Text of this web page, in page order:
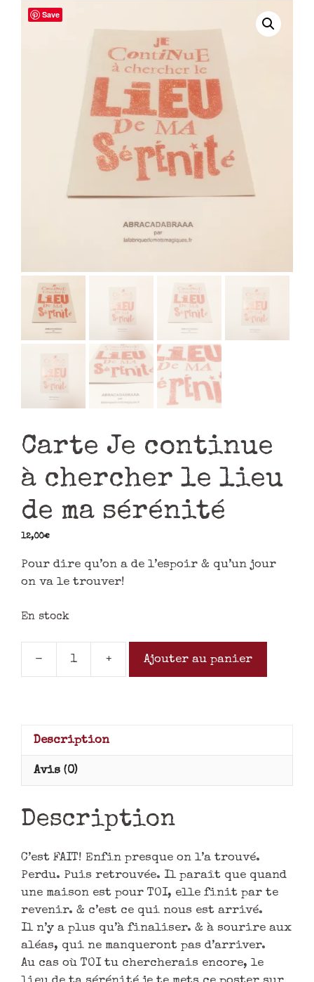
Save
Carte Je continue
à chercher le lieu
de ma sérénité
12,00€
Pour dire qu’on a de l’espoir & qu’un jour
on va le trouver!
En stock
- + Ajouter au panier
Description
Avis (0)
Description
C’est FAIT! Enfin presque on l’a trouvé.
Perdu. Puis retrouvée. Il paraît que quand
une maison est pour TOI, elle finit par te
revenir. & c’est ce qui nous est arrivé.
Il n’y a plus qu’à finaliser. & à sourire aux
aléas, qui ne manqueront pas d’arriver.
Au cas où TOI tu chercherais encore, le